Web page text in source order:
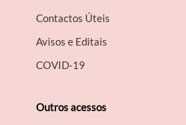
Contactos Úteis
Avisos e Editais
COVID-19
Outros acessos